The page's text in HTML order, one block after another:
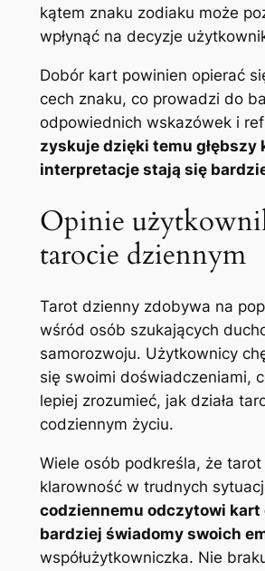
kątem znaku zodiaku może
wpłynąć na decyzje
Dobór kart powinien opierać
cech znaku, co prowadzi do
odpowiednich wskazówek i
zyskuje dzięki temu głębszy
interpretacje stają się
Opinie
tarocie dziennym
Tarot dzienny zdobywa na
wśród osób szukających
samorozwoju. Użytkownicy
się swoimi doświadczeniami,
lepiej zrozumieć, jak działa
codziennym życiu.
Wiele osób podkreśla, że
klarowność w trudnych
codziennemu odczytowi kart
bardziej świadomy swoich
współużytkowniczka. Nie